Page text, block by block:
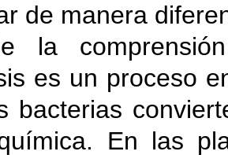
de manera
la
es un proceso
bacterias
En las